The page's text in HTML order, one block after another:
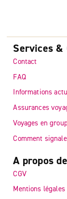
Services &
Contact
FAQ
Informations
Assurances
Voyages en
Comment
A propos
CGV
Mentions légales